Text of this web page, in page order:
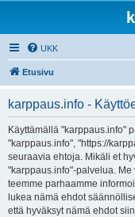
UKK
Etusivu
karppaus.info -
Käyttämällä "karppaus.info"
"karppaus.info", "https://
seuraavia ehtoja. Mikäli et
"karppaus.info"-palvelua.
teemme parhaamme
lukea nämä ehdot
että hyväksyt nämä ehdot